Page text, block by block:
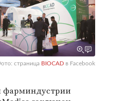
страница BIOCAD в Facebook
фарминдустрии